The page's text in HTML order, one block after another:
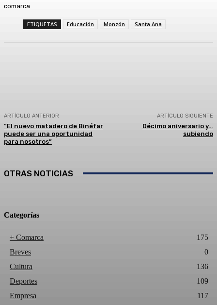
comarca.
ETIQUETAS Educación Monzón Santa Ana
ARTÍCULO ANTERIOR
“El nuevo matadero de Binéfar
puede ser una oportunidad
para nosotros”
ARTÍCULO SIGUIENTE
Décimo aniversario y…
subiendo
OTRAS NOTICIAS
Categorías
+ Comarca
175
Breves
0
Cultura
136
Deportes
109
Empresa
117